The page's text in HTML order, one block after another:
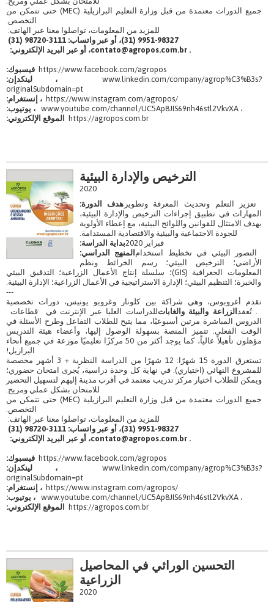
جميع الدورات معتمدة من قبل وزارة التعليم البرازيلية (MEC) حتى تتمكن من
التخصص.
للمزيد من المعلومات، تواصلوا معنا عبر الهاتف:
9951-98327 (31)، أو عبر واتساب: 3111-98720 (31)
، أو عبر البريد الإلكتروني:contato@agropos.com.br .
فيسبوك: https://www.facebook.com/agropos
، لينكدإن:www.linkedin.com/company/agrop%C3%B3s?
originalSubdomain=pt
، إنستغرام: https://www.instagram.com/agropos/
، يوتيوب: www.youtube.com/channel/UC5Ap8JIS69nh46stl2VkvXA ،
الموقع الإلكتروني:
https://agropos.com.br
الترخيص والإدارة البيئية
2020
هدف الدورة: تعزيز التعلم وتحديث المعرفة وتطوير
المهارات في تطبيق إجراءات الترخيص والإدارة البيئية،
بهدف الامتثال للقوانين واللوائح البيئية، مع إعطاء الأولوية
للجودة الاجتماعية والبيئية والاقتصادية المستدامة.
بداية الدراسة:
فبراير 2020
المنهج الدراسي: التصور البيئي في تخطيط استخدام
الأراضي؛ الترخيص البيئي؛ رسم الخرائط ونظم
المعلومات الجغرافية (GIS)؛ سلسلة إنتاج الأعمال الزراعية؛ التدقيق البيئي
والخبرة؛ التنظيم البيئي؛ الإدارة الاستراتيجية في الأعمال الزراعية؛ الإدارة البيئية.
---
تقدم أغروبوس، وهي شراكة بين كلونار وغروبو يونيس، دورات تخصصية
للدراسات العليا عبر الإنترنت في قطاعاتالزراعة والبيئة والغابات . تُعقد
الدروس المباشرة مرتين أسبوعيًا، مما يتيح للطلاب التفاعل وطرح الأسئلة في
الوقت الفعلي. تتميز المنصة بسهولة الوصول إليها، وأعضاء هيئة التدريس
مؤهلون تأهيلاً عالياً، كما يوجد أكثر من 50 مركزًا تعليميًا موزعة في جميع أنحاء
البرازيل!
تستغرق الدورة 15 شهرًا: 12 شهرًا من الدراسة النظرية + 3 أشهر مخصصة
للمشروع النهائي (اختياري). في نهاية كل وحدة دراسية، يُجرى امتحان حضوري؛
ويمكن للطلاب اختيار مركز تدريب معتمد في أقرب مدينة إليهم لتسهيل التحضير
للامتحان بشكل عملي ومريح.
جميع الدورات معتمدة من قبل وزارة التعليم البرازيلية (MEC) حتى تتمكن من
التخصص.
للمزيد من المعلومات، تواصلوا معنا عبر الهاتف:
9951-98327 (31)، أو عبر واتساب: 3111-98720 (31)
، أو عبر البريد الإلكتروني:contato@agropos.com.br .
فيسبوك: https://www.facebook.com/agropos
، لينكدإن:www.linkedin.com/company/agrop%C3%B3s?
originalSubdomain=pt
، إنستغرام: https://www.instagram.com/agropos/
، يوتيوب: www.youtube.com/channel/UC5Ap8JIS69nh46stl2VkvXA ،
الموقع الإلكتروني:
https://agropos.com.br
التحسين الوراثي في ​​المحاصيل
الزراعية
2020